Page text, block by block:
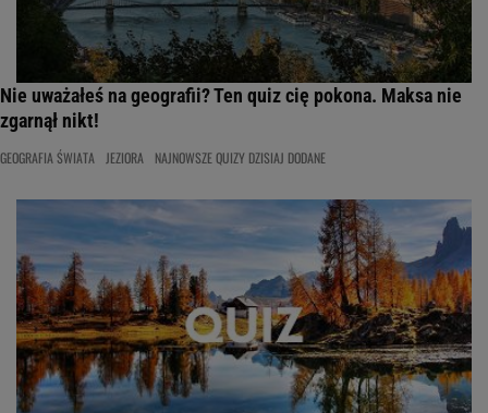
Nie uważałeś na geografii? Ten quiz cię pokona. Maksa nie
zgarnął nikt!
GEOGRAFIA ŚWIATA JEZIORA NAJNOWSZE QUIZY DZISIAJ DODANE